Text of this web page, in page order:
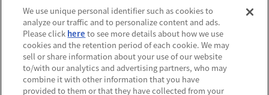
お問い合わせ 個人情報保護方針
利用規約
Do Not Sell or Share My Personal
Information
アレルギー情報
We use unique personal identifier such as cookies to
analyze our traffic and to personalize content and ads.
Please click here to see more details about how we use
cookies and the retention period of each cookie. We may
sell or share information about your use of our website
to/with our analytics and advertising partners, who may
combine it with other information that you have
provided to them or that they have collected from your